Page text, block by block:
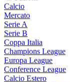
Calcio
Mercato
Serie A
Serie B
Coppa Italia
Champions League
Europa League
Conference League
Calcio Estero